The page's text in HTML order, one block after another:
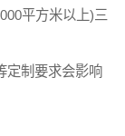
平方米以上)三
定制要求会影响